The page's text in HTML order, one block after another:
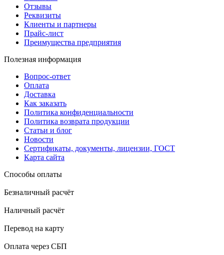
Отзывы
Реквизиты
Клиенты и партнеры
Прайс-лист
Преимущества предприятия
Полезная информация
Вопрос-ответ
Оплата
Доставка
Как заказать
Политика конфиденциальности
Политика возврата продукции
Статьи и блог
Новости
Сертификаты, документы, лицензии, ГОСТ
Карта сайта
Способы оплаты
Безналичный расчёт
Наличный расчёт
Перевод на карту
Оплата через СБП